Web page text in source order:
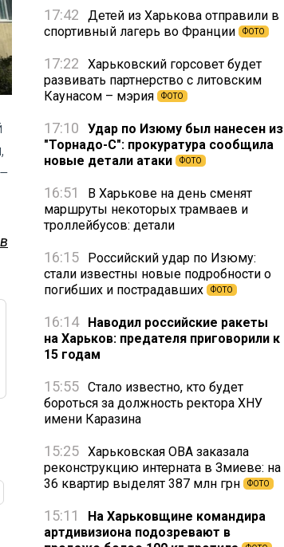
17:42
Детей из Харькова отправили в
спортивный лагерь во Франции
ФОТО
17:22
Харьковский горсовет будет
развивать партнерство с литовским
Каунасом – мэрия
ФОТО
17:10
Удар по Изюму был нанесен из
"Торнадо-С": прокуратура сообщила
новые детали атаки
ФОТО
16:51
В Харькове на день сменят
маршруты некоторых трамваев и
троллейбусов: детали
16:15
Российский удар по Изюму:
стали известны новые подробности о
погибших и пострадавших
ФОТО
16:14
Наводил российские ракеты
на Харьков: предателя приговорили к
15 годам
15:55 Стало известно, кто будет
бороться за должность ректора ХНУ
имени Каразина
15:25 Харьковская ОВА заказала
реконструкцию интерната в Змиеве: на
36 квартир выделят 387 млн грн
ФОТО
15:11
На Харьковщине командира
артдивизиона подозревают в